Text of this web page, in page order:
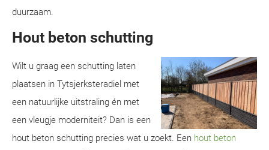
duurzaam.
Hout beton schutting
Wilt u graag een schutting laten
plaatsen in Tytsjerksteradiel met
een natuurlijke uitstraling én met
een vleugje moderniteit? Dan is een
hout beton schutting precies wat u zoekt. Een hout beton